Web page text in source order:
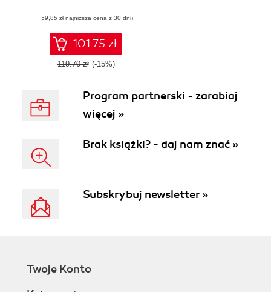
cyfrowych dla
tabletów,
czytników,
smartfonów i
innych urządzeń
(59,85 zł najniższa cena z 30 dni)
101.75 zł
119.70 zł (-15%)
Program partnerski - zarabiaj
więcej »
Brak książki? - daj nam znać »
Subskrybuj newsletter »
Twoje Konto